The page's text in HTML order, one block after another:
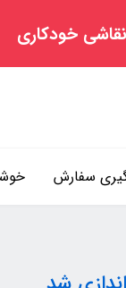
خودکاری
سفارش